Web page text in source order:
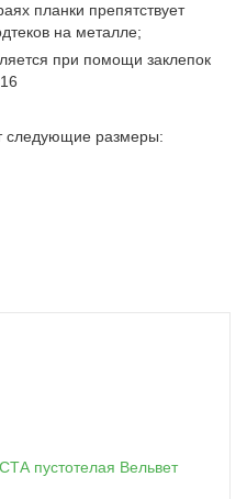
планки препятствует
на металле;
при помощи заклепок
следующие размеры: